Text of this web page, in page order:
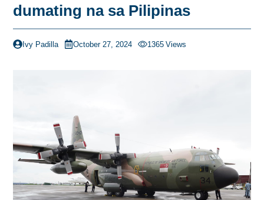
dumating na sa Pilipinas
Ivy Padilla October 27, 2024 1365 Views